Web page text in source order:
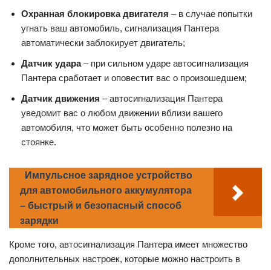
Охранная блокировка двигателя – в случае попытки
угнать ваш автомобиль, сигнализация Пантера
автоматически заблокирует двигатель;
Датчик удара– при сильном ударе автосигнализация
Пантера сработает и оповестит вас о произошедшем;
Датчик движения – автосигнализация Пантера
уведомит вас о любом движении вблизи вашего
автомобиля, что может быть особенно полезно на
стоянке.
Импульсное зарядное устройство
для автомобильного аккумулятора
– быстрый и безопасный способ
зарядки
Кроме того, автосигнализация Пантера имеет множество
дополнительных настроек, которые можно настроить в